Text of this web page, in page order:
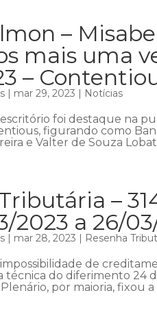
–
mais uma
–
| mar 29, 2023 | Notícias
foi destaque na
figurando como
e Valter de Souza
–
2023 a 26/
| mar 28, 2023 | Resenha
de
do diferimento 24
por maioria, fixou